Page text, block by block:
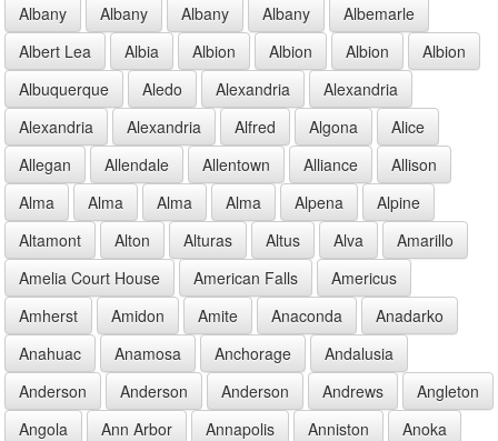
Albany
Albany Albany Albany
Albemarle
Albert Lea
Albia Albion Albion Albion
Albion
Albuquerque
Aledo Alexandria
Alexandria
Alexandria
Alexandria Alfred Algona
Alice
Allegan
Allendale Allentown Alliance
Allison
Alma
Alma Alma Alma Alpena
Alpine
Altamont
Alton Alturas Altus Alva
Amarillo
Amelia Court House
American Falls
Americus
Amherst
Amidon Amite Anaconda
Anadarko
Anahuac
Anamosa Anchorage
Andalusia
Anderson
Anderson Anderson Andrews
Angleton
Angola
Ann Arbor Annapolis Anniston
Anoka